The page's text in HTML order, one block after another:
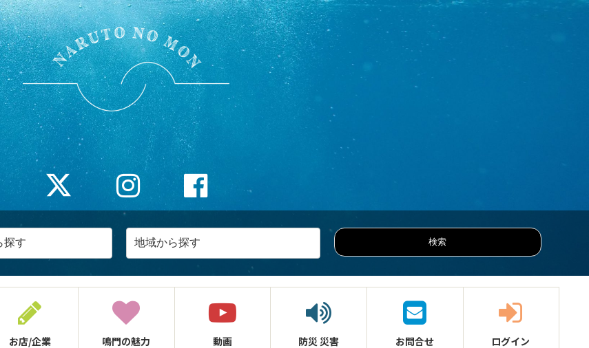
お店/企業
鳴門の魅力 動画 防災災害 お問合せ ログイン